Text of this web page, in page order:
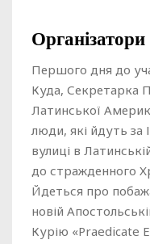
Організатори
Першого дня до
Куда, Секретарка
Латинської
люди, які йдуть за
вулиці в
до стражденного
Йдеться про
новій
Курію «Praedicate